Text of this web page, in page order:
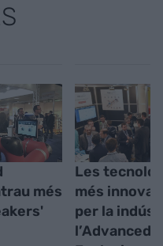
més
Les
més
per la
l’Advanced